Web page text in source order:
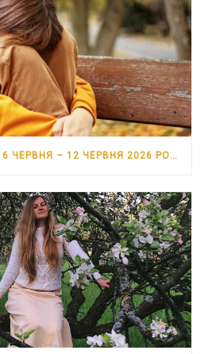
УРОК №11. НЕВДАЧІ. 6 ЧЕРВНЯ – 12 ЧЕРВНЯ 2026 РОКУ